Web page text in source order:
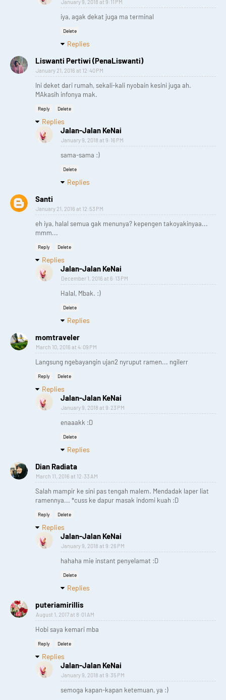
January 9, 2018 at 9:11 PM
iya, agak dekat juga ma terminal
Delete
Replies
Liswanti Pertiwi (PenaLiswanti)
January 21, 2016 at 12:40 PM
Ini deket dari rumah, sekali-kali nyobain kesini juga ah.
MAkasih infonya mak.
Reply Delete
Replies
Jalan-Jalan KeNai
January 9, 2018 at 9:16 PM
sama-sama :)
Delete
Replies
Santi
January 21, 2016 at 12:53 PM
eh iya, halal semua gak menunya? kepengen takoyakinyaa...
mmm...
Reply Delete
Replies
Jalan-Jalan KeNai
December 1, 2016 at 6:13 PM
Halal, Mbak. :)
Delete
Replies
momtraveler
March 10, 2016 at 4:09 PM
Langsung ngebayangin ujan2 nyruput ramen... ngilerr
Reply Delete
Replies
Jalan-Jalan KeNai
January 9, 2018 at 9:23 PM
enaaakk :D
Delete
Replies
Dian Radiata
March 11, 2016 at 12:33 AM
Salah mampir ke sini pas tengah malem. Mendadak laper liat
ramennya... *cuss ke dapur masak indomi kuah :D
Reply Delete
Replies
Jalan-Jalan KeNai
January 9, 2018 at 9:26 PM
hahaha mie instant penyelamat :D
Delete
Replies
puteriamirillis
August 1, 2017 at 8:01 AM
Hobi saya kemari mba
Reply Delete
Replies
Jalan-Jalan KeNai
January 9, 2018 at 9:35 PM
semoga kapan-kapan ketemuan, ya :)